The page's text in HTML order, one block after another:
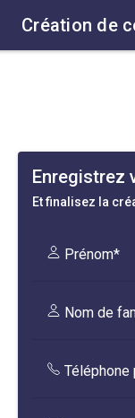
Création de
Enregistrez
Et finalisez la
Prénom*
Nom de